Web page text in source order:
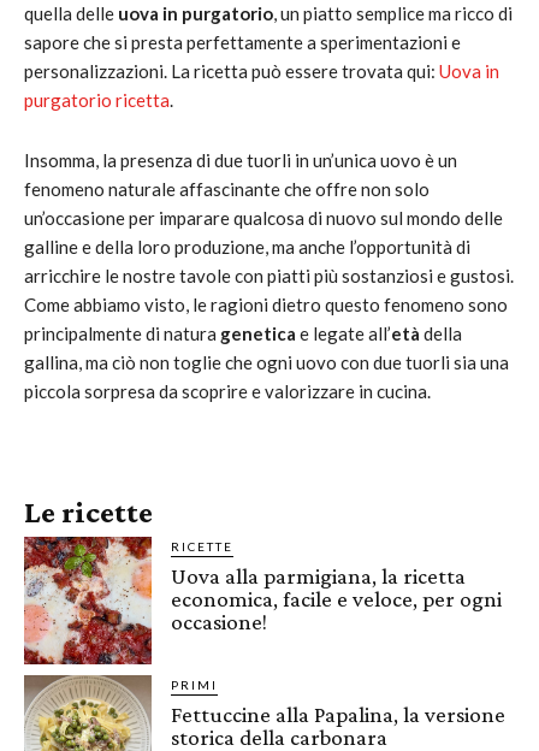
quella delle uova in purgatorio, un piatto semplice ma ricco di
sapore che si presta perfettamente a sperimentazioni e
personalizzazioni. La ricetta può essere trovata qui: Uova in
purgatorio ricetta.
Insomma, la presenza di due tuorli in un’unica uovo è un
fenomeno naturale affascinante che offre non solo
un’occasione per imparare qualcosa di nuovo sul mondo delle
galline e della loro produzione, ma anche l’opportunità di
arricchire le nostre tavole con piatti più sostanziosi e gustosi.
Come abbiamo visto, le ragioni dietro questo fenomeno sono
principalmente di natura genetica e legate all’età della
gallina, ma ciò non toglie che ogni uovo con due tuorli sia una
piccola sorpresa da scoprire e valorizzare in cucina.
Le ricette
RICETTE
Uova alla parmigiana, la ricetta
economica, facile e veloce, per ogni
occasione!
PRIMI
Fettuccine alla Papalina, la versione
storica della carbonara